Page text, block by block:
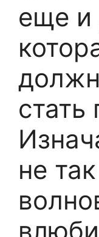
еще и
стать
не